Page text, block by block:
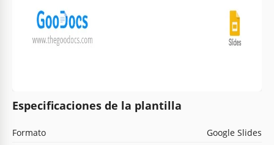
Especificaciones de la plantilla
Formato
Google Slides